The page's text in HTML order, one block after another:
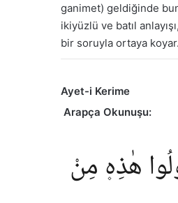
ganimet) geldiğinde
ikiyüzlü ve batıl anlayışı,
bir soruyla ortaya koyar.
Ayet-i Kerime
Arapça Okunuşu:
هٰذِه۪ مِنْ